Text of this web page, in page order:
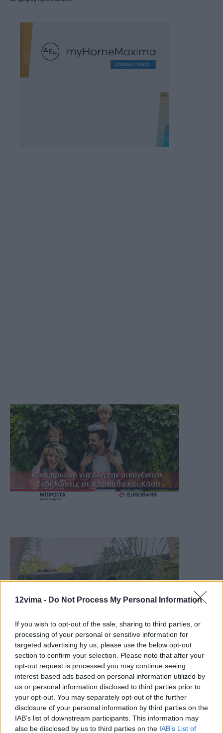
12vima - Do Not Process My Personal Information
If you wish to opt-out of the sale, sharing to third parties, or
processing of your personal or sensitive information for
targeted advertising by us, please use the below opt-out
section to confirm your selection. Please note that after your
opt-out request is processed you may continue seeing
interest-based ads based on personal information utilized by
us or personal information disclosed to third parties prior to
your opt-out. You may separately opt-out of the further
disclosure of your personal information by third parties on the
IAB’s list of downstream participants. This information may
also be disclosed by us to third parties on the IAB’s List of